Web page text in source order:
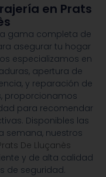
en Prats
gama completa de
asegurar tu hogar
especializamos en
apertura de
y reparación de
proporcionamos
para recomendar
Disponibles las
semana, nuestros
De Lluçanès
y de alta calidad
de seguridad.